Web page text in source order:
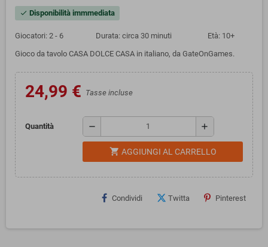
check Disponibilità immmediata
Giocatori: 2 - 6 Durata: circa 30 minuti Età: 10+
Gioco da tavolo CASA DOLCE CASA in italiano, da GateOnGames.
24,99 € Tasse incluse
Quantità remove add
shopping_cart AGGIUNGI AL CARRELLO
Condividi Twitta Pinterest